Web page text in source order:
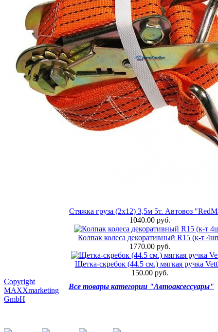
Стяжка груза (2х12) 3,5м 5т. Автовоз
1040.00 руб.
Колпак колеса декоративный R15 (к-т
1770.00 руб.
Щетка-скребок (44.5 см.) мягкая ручка
150.00 руб.
Все товары категории "Автоаксессуары"
Copyright
MAXXmarketing
GmbH